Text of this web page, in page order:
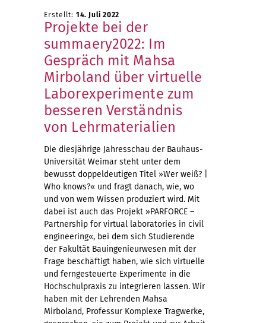
Erstellt: 14. Juli 2022
Projekte bei der
summaery2022: Im
Gespräch mit Mahsa
Mirboland über virtuelle
Laborexperimente zum
besseren Verständnis
von Lehrmaterialien
Die diesjährige Jahresschau der Bauhaus-
Universität Weimar steht unter dem
bewusst doppeldeutigen Titel »Wer weiß? |
Who knows?« und fragt danach, wie, wo
und von wem Wissen produziert wird. Mit
dabei ist auch das Projekt »PARFORCE –
Partnership for virtual laboratories in civil
engineering«, bei dem sich Studierende
der Fakultät Bauingenieurwesen mit der
Frage beschäftigt haben, wie sich virtuelle
und ferngesteuerte Experimente in die
Hochschulpraxis zu integrieren lassen. Wir
haben mit der Lehrenden Mahsa
Mirboland, Professur Komplexe Tragwerke,